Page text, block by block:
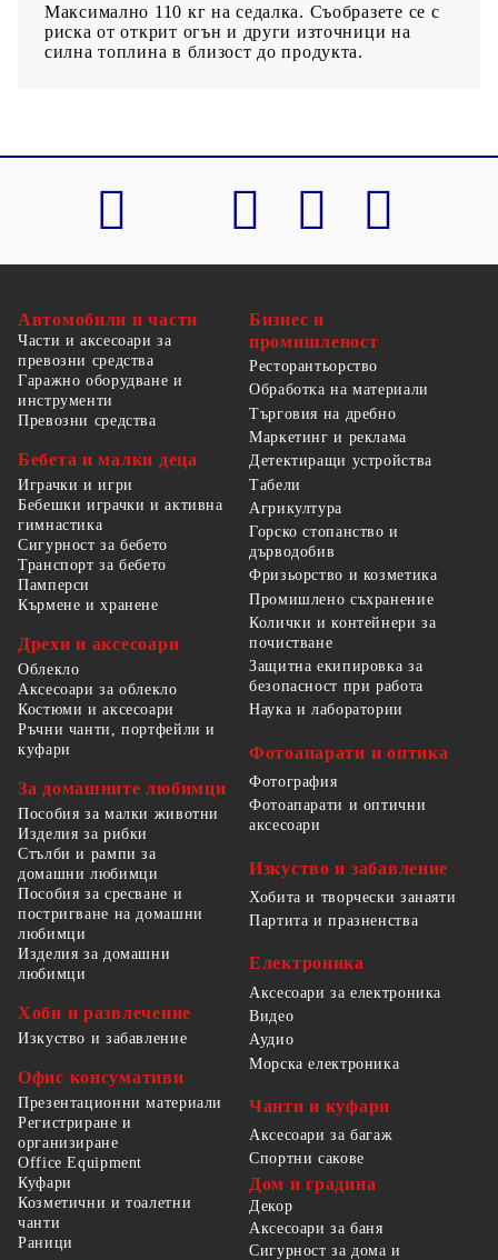
Максимално 110 кг на седалка. Съобразете се с
риска от открит огън и други източници на
силна топлина в близост до продукта.
Автомобили и части
Части и аксесоари за
превозни средства
Гаражно оборудване и
инструменти
Превозни средства
Бебета и малки деца
Играчки и игри
Бебешки играчки и активна
гимнастика
Сигурност за бебето
Транспорт за бебето
Памперси
Кърмене и хранене
Дрехи и аксесоари
Облекло
Аксесоари за облекло
Костюми и аксесоари
Ръчни чанти, портфейли и
куфари
За домашните любимци
Пособия за малки животни
Изделия за рибки
Стълби и рампи за
домашни любимци
Пособия за сресване и
постригване на домашни
любимци
Изделия за домашни
любимци
Хоби и развлечение
Изкуство и забавление
Офис консумативи
Презентационни материали
Регистриране и
организиране
Office Equipment
Бизнес и
промишленост
Ресторантьорство
Обработка на материали
Търговия на дребно
Маркетинг и реклама
Детектиращи устройства
Табели
Агрикултура
Горско стопанство и
дърводобив
Фризьорство и козметика
Промишлено съхранение
Колички и контейнери за
почистване
Защитна екипировка за
безопасност при работа
Наука и лаборатории
Фотоапарати и оптика
Фотография
Фотоапарати и оптични
аксесоари
Изкуство и забавление
Хобита и творчески занаяти
Партита и празненства
Електроника
Аксесоари за електроника
Видео
Аудио
Морска електроника
Чанти и куфари
Аксесоари за багаж
Спортни сакове
Куфари
Козметични и тоалетни
чанти
Раници
Дом и градина
Декор
Аксесоари за баня
Сигурност за дома и